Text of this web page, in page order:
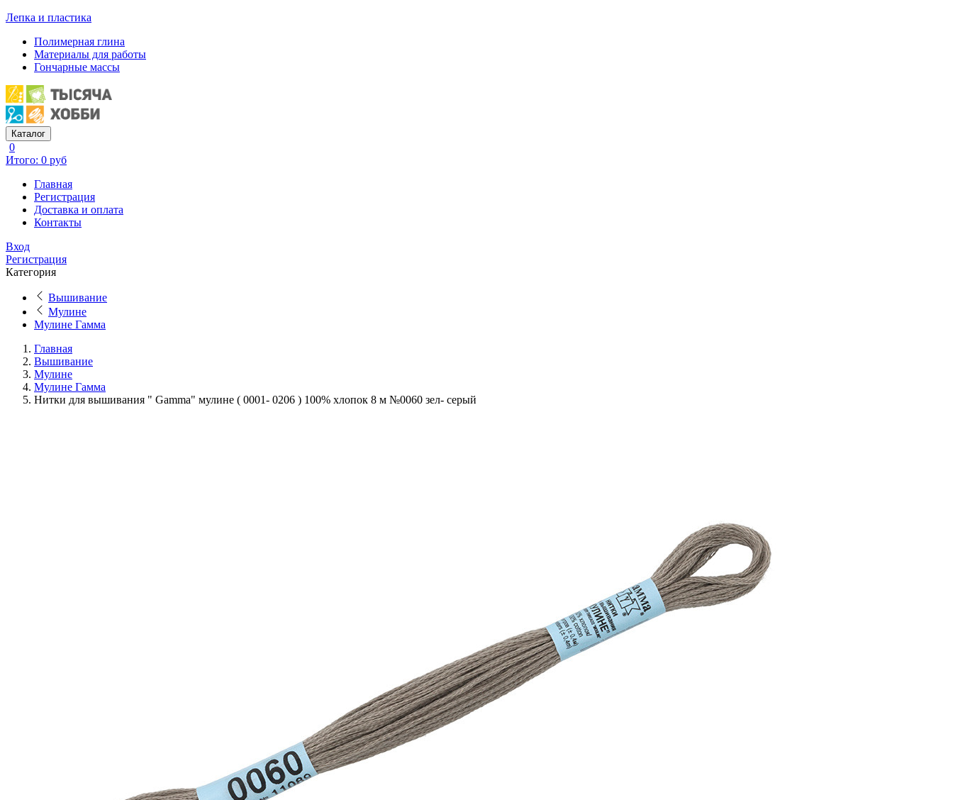
Лепка и пластика
Полимерная глина
Материалы для работы
Гончарные массы
Каталог
0
Итого: 0 руб
Главная
Регистрация
Доставка и оплата
Контакты
Вход
Регистрация
Категория
Вышивание
Мулине
Мулине Гамма
Главная
Вышивание
Мулине
Мулине Гамма
Нитки для вышивания " Gamma" мулине ( 0001- 0206 ) 100% хлопок 8 м №0060 зел- серый